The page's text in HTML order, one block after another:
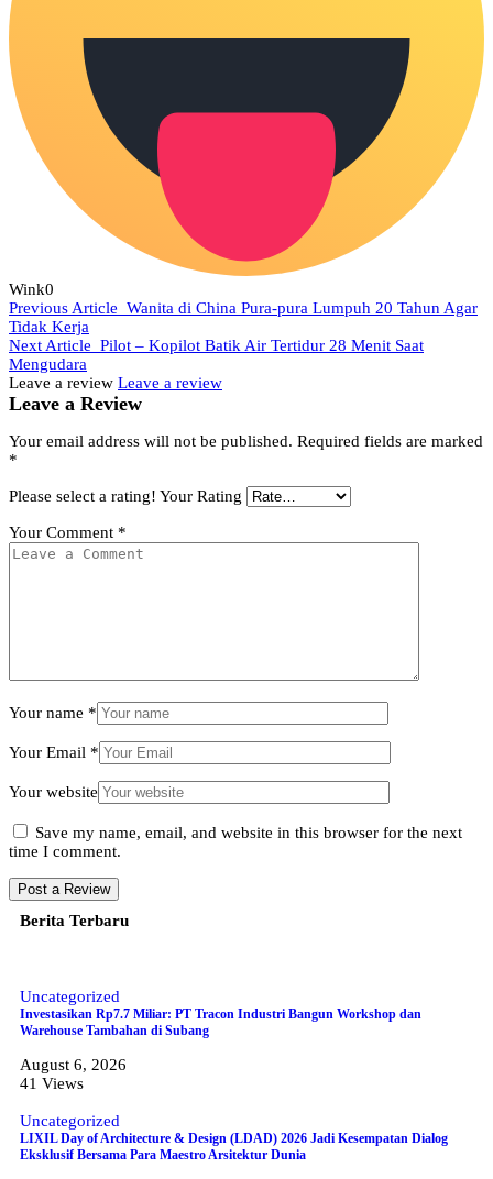
Wink0
Previous Article Wanita di China Pura-pura Lumpuh 20 Tahun Agar
Tidak Kerja
Next Article Pilot – Kopilot Batik Air Tertidur 28 Menit Saat
Mengudara
Leave a review Leave a review
Leave a Review
Your email address will not be published. Required fields are marked
*
Please select a rating! Your Rating
Your Comment *
Your name *
Your Email *
Your website
Save my name, email, and website in this browser for the next
time I comment.
Berita Terbaru
Uncategorized
Investasikan Rp7.7 Miliar: PT Tracon Industri Bangun Workshop dan
Warehouse Tambahan di Subang
August 6, 2026
41 Views
Uncategorized
LIXIL Day of Architecture & Design (LDAD) 2026 Jadi Kesempatan Dialog
Eksklusif Bersama Para Maestro Arsitektur Dunia